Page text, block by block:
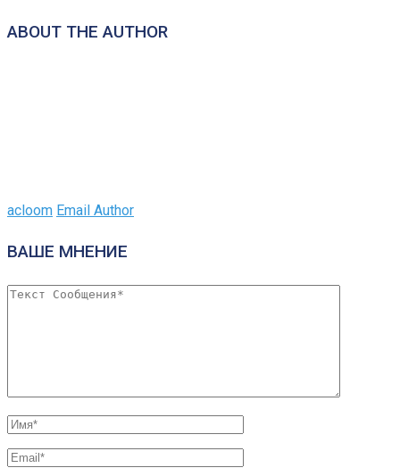
ABOUT THE AUTHOR
acloom Email Author
ВАШЕ МНЕНИЕ